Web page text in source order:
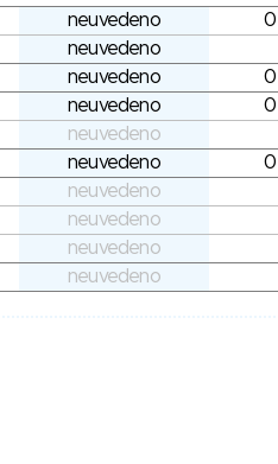
neuvedeno
0
neuvedeno
neuvedeno
0
neuvedeno
0
neuvedeno
neuvedeno
0
neuvedeno
neuvedeno
neuvedeno
neuvedeno